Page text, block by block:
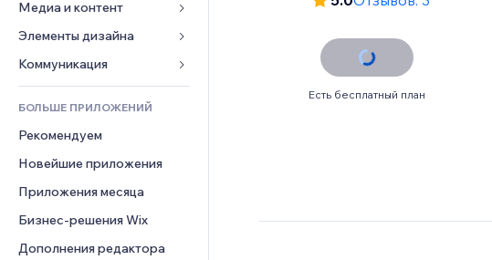
Списки сайтов
Эл. почта
Доставка
Кнопки продаж
Бухгалтерский учет
Купоны и лояльность
Складские услуги
Отели
События
Рестораны
Недвижимость
Онлайн-запись
Медиа и контент
Галерея
Музыка
Подкасты
Фотография
Видео
PDF
Обмен файлами
Новости
Элементы дизайна
Карты и навигация
Конфиденциальность и
безопасность
Часы
Баннеры и значки
Калькуляторы
Формы
Опросы
Чат
Комментарии
Телефон
Сообщество
БОЛЬШЕ ПРИЛОЖЕНИЙ
Рекомендуем
Новейшие приложения
Приложения месяца
Бизнес-решения Wix
Дополнения редактора
Есть бесплатный план